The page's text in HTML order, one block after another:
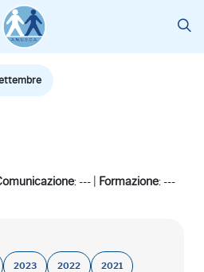
: --- | Formazione: ---
2023 2022 2021